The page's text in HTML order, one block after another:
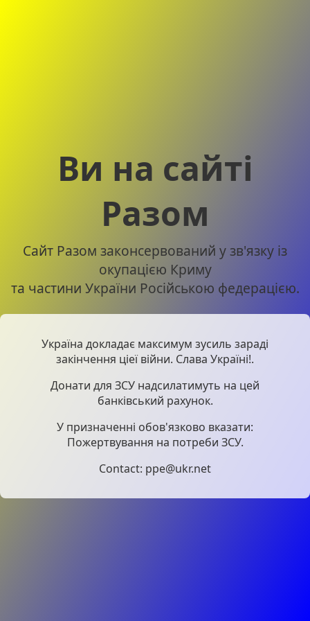
Ви на сайті
Разом
Сайт Разом законсервований у зв'язку із
окупацією Криму
та частини України Російською федерацією.
Україна докладає максимум зусиль зараді
закінчення ціеї війни. Слава Україні!.
Донати для ЗСУ надсилатимуть на цей
банківський рахунок.
У призначенні обов'язково вказати:
Пожертвування на потреби ЗСУ.
Contact: ppe@ukr.net